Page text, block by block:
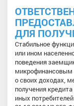
ДЛЯ
Стабильное
или ином
поведения
микрофинансовым
о своих доходах,
получения
иных